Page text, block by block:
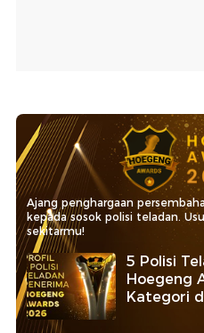
Ajang penghargaan
kepada sosok polisi teladan.
sekitarmu!
5 Polisi
Hoegeng
Kategori